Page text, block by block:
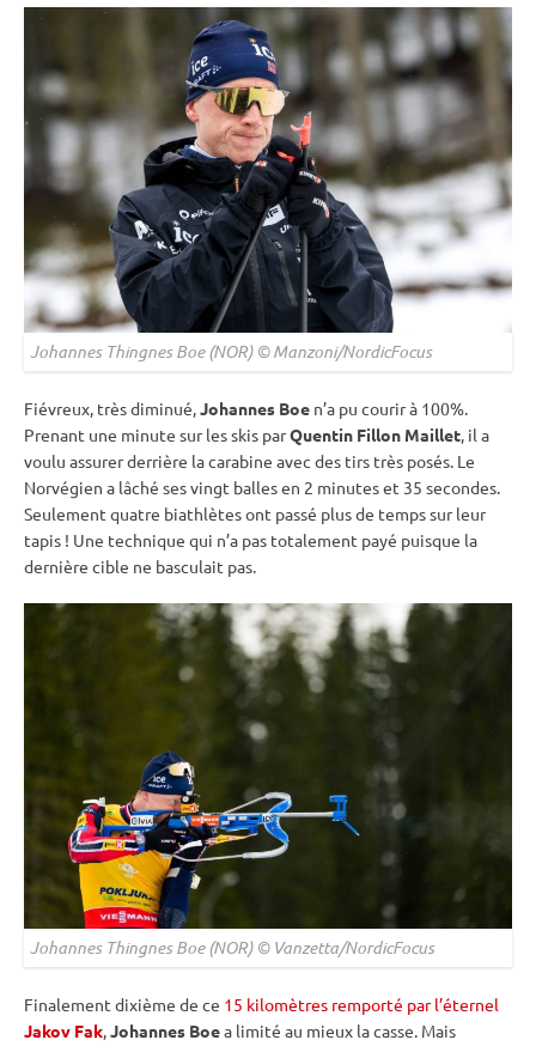
Johannes Thingnes Boe (NOR) © Manzoni/NordicFocus
Fiévreux, très diminué,Johannes Boe n’a pu courir à 100%.
Prenant une minute sur les skis parQuentin Fillon Maillet, il a
voulu assurer derrière lacarabine avec des tirs très posés. Le
Norvégien a lâché ses vingt balles en 2 minutes et 35 secondes.
Seulement quatre biathlètes ont passé plus de temps sur leur
tapis ! Une technique qui n’a pas totalement payé puisque la
dernière cible ne basculait pas.
Johannes Thingnes Boe (NOR) © Vanzetta/NordicFocus
Finalement dixième de ce 15 kilomètres remporté par l’éternel
Jakov Fak,Johannes Boea limité au mieux la casse. Mais